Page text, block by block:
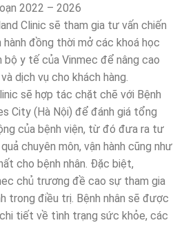
2022 – 2026
Clinic sẽ tham gia tư vấn chiến
đồng thời mở các khoá học
y tế của Vinmec để nâng cao
dịch vụ cho khách hàng.
sẽ hợp tác chặt chẽ với Bệnh
City (Hà Nội) để đánh giá tổng
của bệnh viện, từ đó đưa ra tư
chuyên môn, vận hành cũng như
cho bệnh nhân. Đặc biệt,
chủ trương đề cao sự tham gia
trong điều trị. Bệnh nhân sẽ được
tiết về tình trạng sức khỏe, các